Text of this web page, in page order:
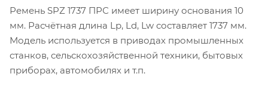
Ремень SPZ 1737 ПРС имеет ширину основания 10
мм. Расчётная длина Lp, Ld, Lw составляет 1737 мм.
Модель используется в приводах промышленных
станков, сельскохозяйственной техники, бытовых
приборах, автомобилях и т.п.